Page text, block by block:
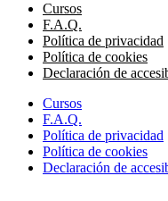
Cursos
F.A.Q.
Política de privacidad
Política de cookies
Declaración de
Cursos
F.A.Q.
Política de privacidad
Política de cookies
Declaración de